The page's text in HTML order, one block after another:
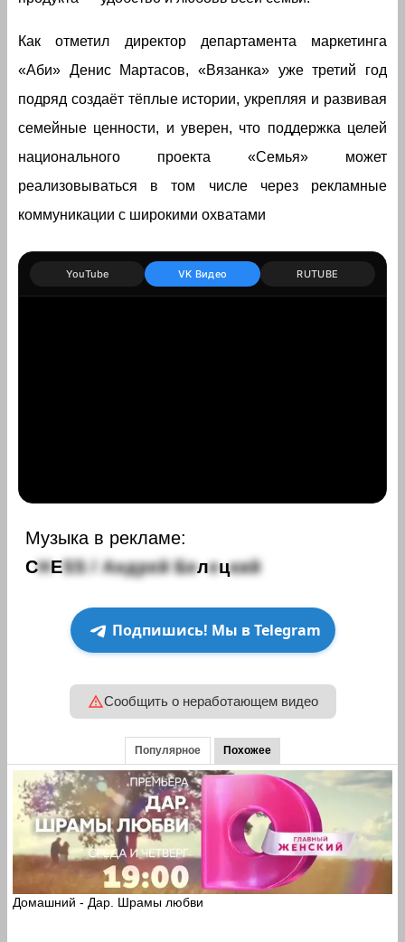
Как отметил директор департамента маркетинга
«Аби» Денис Мартасов, «Вязанка» уже третий год
подряд создаёт тёплые истории, укрепляя и развивая
семейные ценности, и уверен, что поддержка целей
национального проекта «Семья» может
реализовываться в том числе через рекламные
коммуникации с широкими охватами
YouTube VK Видео RUTUBE
Музыка в рекламе:
CHESS Андрей Белецкий
Подпишись! Мы в Telegram
Сообщить о неработающем видео
Популярное Похожее
Домашний - Дар. Шрамы любви